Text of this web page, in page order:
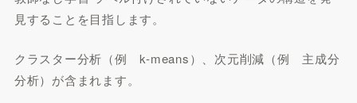
見することを目指します。
クラスター分析（例 k-means）、次元削減（例 主成分
分析）が含まれます。